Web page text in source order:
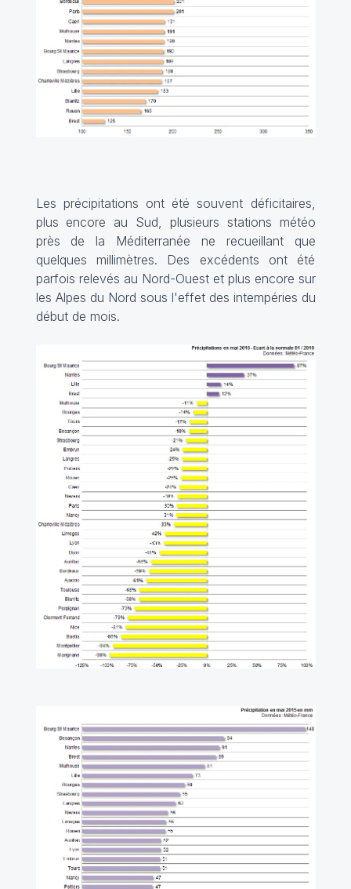
Les précipitations ont été souvent déficitaires,
plus encore au Sud, plusieurs stations météo
près de la Méditerranée ne recueillant que
quelques millimètres. Des excédents ont été
parfois relevés au Nord-Ouest et plus encore sur
les Alpes du Nord sous l'effet des intempéries du
début de mois.